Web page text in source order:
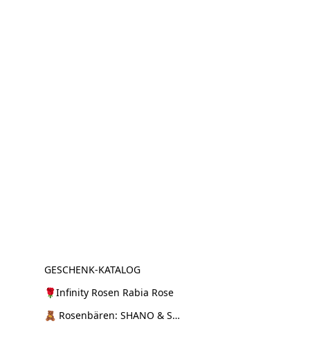
GESCHENK-KATALOG
🌹Infinity Rosen Rabia Rose
🧸 Rosenbären: SHANO & SHANI